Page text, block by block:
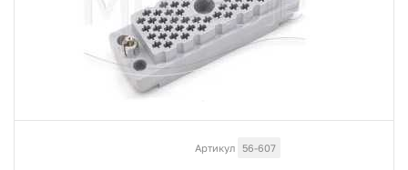
Артикул 56-607